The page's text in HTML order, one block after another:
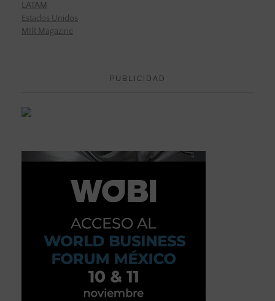
LATAM
Estados Unidos
MIR Magazine
PUBLICIDAD